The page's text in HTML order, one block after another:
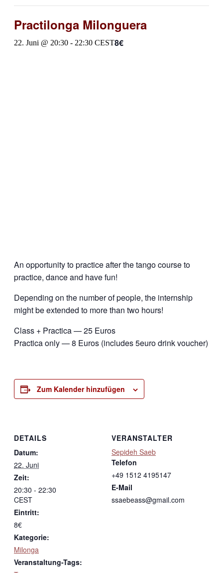
Practilonga Milonguera
22. Juni @ 20:30 - 22:30 CEST8€
An opportunity to practice after the tango course to
practice, dance and have fun!
Depending on the number of people, the internship
might be extended to more than two hours!
Class + Practica — 25 Euros
Practica only — 8 Euros (includes 5euro drink voucher)
Zum Kalender hinzufügen
DETAILS
Datum:
22. Juni
Zeit:
20:30 - 22:30
CEST
Eintritt:
8€
Kategorie:
Milonga
Veranstaltung-Tags:
VERANSTALTER
Sepideh Saeb
Telefon
+49 1512 4195147
E-Mail
ssaebeass@gmail.com